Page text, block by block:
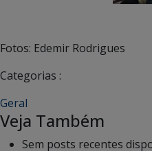
Fotos: Edemir Rodrigues
Categorias :
Geral
Veja Também
Sem posts recentes